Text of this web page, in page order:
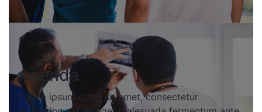
Agenda
Lorem ipsum dolor sit amet, consectetur